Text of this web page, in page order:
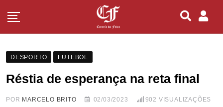
DESPORTO FUTEBOL
Réstia de esperança na reta final
POR MARCELO BRITO 02/03/2023 902 VISUALIZAÇÕES